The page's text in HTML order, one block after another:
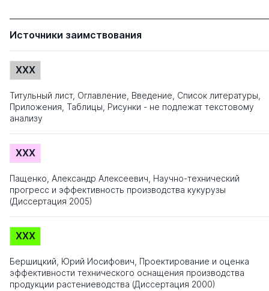
Источники заимствования
XXX
Титульный лист, Оглавление, Введение, Список литературы,
Приложения, Таблицы, Рисунки - не подлежат текстовому
анализу
XXX
Пащенко, Александр Алексеевич, Научно-технический
прогресс и эффективность производства кукурузы
(Диссертация 2005)
XXX
Бершицкий, Юрий Иосифович, Проектирование и оценка
эффективности технического оснащения производства
продукции растениеводства (Диссертация 2000)